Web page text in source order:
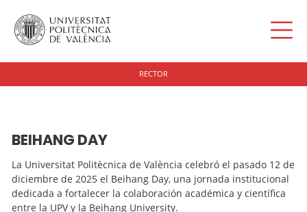
RECTOR
BEIHANG DAY
La Universitat Politècnica de València celebró el pasado 12 de
diciembre de 2025 el Beihang Day, una jornada institucional
dedicada a fortalecer la colaboración académica y científica
entre la UPV y la Beihang University.